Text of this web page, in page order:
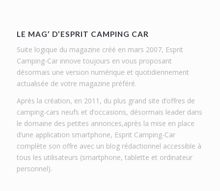
LE MAG’ D’ESPRIT CAMPING CAR
Suite logique du magazine créé en mars 2007, Esprit
Camping-Car innove toujours en vous proposant
désormais une version numérique et quotidiennement
actualisée de votre magazine préféré.
Après la création, en 2011, du plus grand site d’offres de
camping-cars neufs et d’occasions, désormais leader dans
le domaine des petites annonces,après la mise en place
d’une application smartphone, Esprit Camping-Car
complète son offre avec un blog rédactionnel accessible à
tous les utilisateurs (smartphone, tablette et ordinateur
personnel).